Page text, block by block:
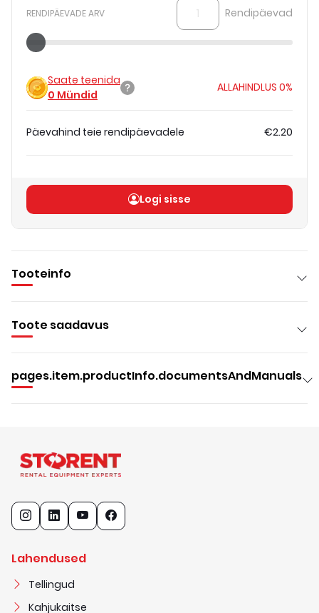
RENDIPÄEVADE ARV Rendipäevad
Saate teenida
0 Mündid
ALLAHINDLUS 0%
Päevahind teie rendipäevadele €2.20
Logi sisse
Tooteinfo
Toote saadavus
pages.item.productInfo.documentsAndManuals
Lahendused
Tellingud
Kahjukaitse